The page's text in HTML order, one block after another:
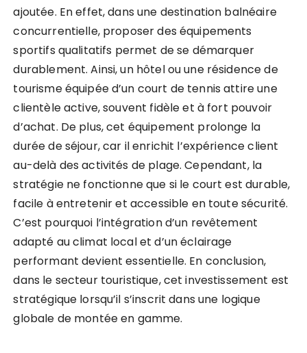
ajoutée. En effet, dans une destination balnéaire
concurrentielle, proposer des équipements
sportifs qualitatifs permet de se démarquer
durablement. Ainsi, un hôtel ou une résidence de
tourisme équipée d’un court de tennis attire une
clientèle active, souvent fidèle et à fort pouvoir
d’achat. De plus, cet équipement prolonge la
durée de séjour, car il enrichit l’expérience client
au-delà des activités de plage. Cependant, la
stratégie ne fonctionne que si le court est durable,
facile à entretenir et accessible en toute sécurité.
C’est pourquoi l’intégration d’un revêtement
adapté au climat local et d’un éclairage
performant devient essentielle. En conclusion,
dans le secteur touristique, cet investissement est
stratégique lorsqu’il s’inscrit dans une logique
globale de montée en gamme.